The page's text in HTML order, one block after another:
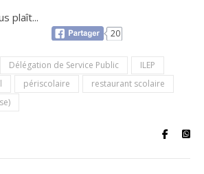
plaît...
20
Délégation de Service Public
ILEP
périscolaire
restaurant scolaire